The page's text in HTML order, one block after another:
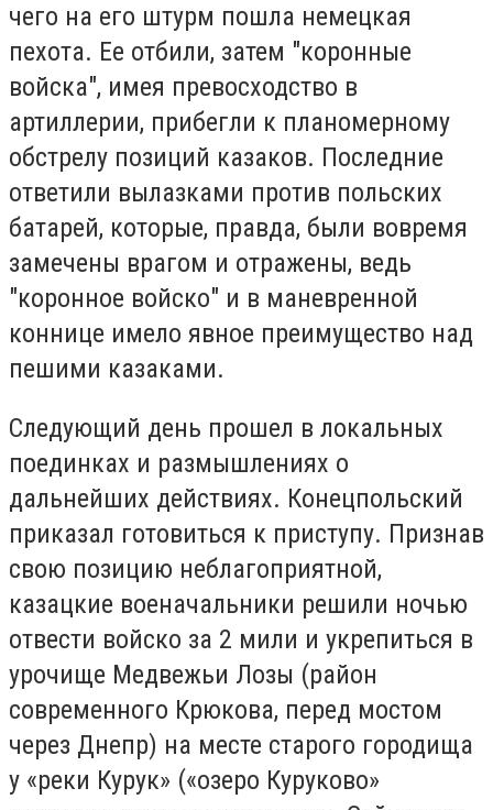
чего на его штурм пошла немецкая
пехота. Ее отбили, затем "коронные
войска", имея превосходство в
артиллерии, прибегли к планомерному
обстрелу позиций казаков. Последние
ответили вылазками против польских
батарей, которые, правда, были вовремя
замечены врагом и отражены, ведь
"коронное войско" и в маневренной
коннице имело явное преимущество над
пешими казаками.
Следующий день прошел в локальных
поединках и размышлениях о
дальнейших действиях. Конецпольский
приказал готовиться к приступу. Признав
свою позицию неблагоприятной,
казацкие военачальники решили ночью
отвести войско за 2 мили и укрепиться в
урочище Медвежьи Лозы (район
современного Крюкова, перед мостом
через Днепр) на месте старого городища
у «реки Курук» («озеро Куруково»